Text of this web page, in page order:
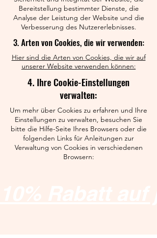
Bereitstellung bestimmter Dienste, die
Analyse der Leistung der Website und die
Verbesserung des Nutzererlebnisses.
3. Arten von Cookies, die wir verwenden:
Hier sind die Arten von Cookies, die wir auf
unserer Website verwenden können:
4. Ihre Cookie-Einstellungen
verwalten:
Um mehr über Cookies zu erfahren und Ihre
Einstellungen zu verwalten, besuchen Sie
bitte die Hilfe-Seite Ihres Browsers oder die
folgenden Links für Anleitungen zur
Verwaltung von Cookies in verschiedenen
Browsern: